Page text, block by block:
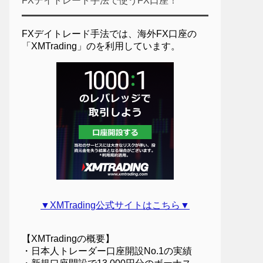
FXデイトレード手法では、海外FX口座の
「XMTrading」のを利用しています。
▼XMTrading公式サイトはこちら▼
【XMTradingの概要】
・日本人トレーダー口座開設No.1の実績